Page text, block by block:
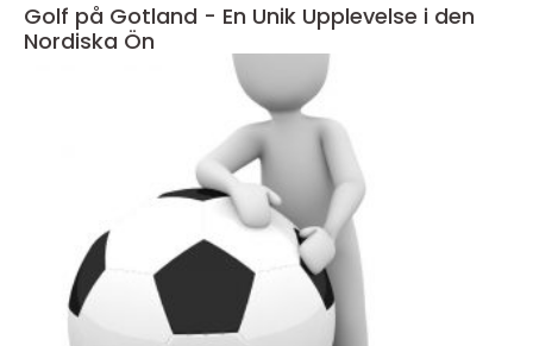
Golf på Gotland - En Unik Upplevelse i den
Nordiska Ön